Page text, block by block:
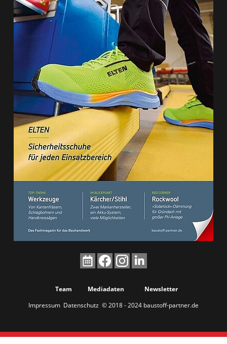
Team Mediadaten
Newsletter
Impressum Datenschutz © 2018 - 2024 baustoff-partner.de